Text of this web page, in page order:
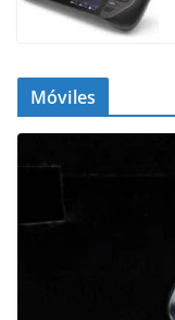
Móviles